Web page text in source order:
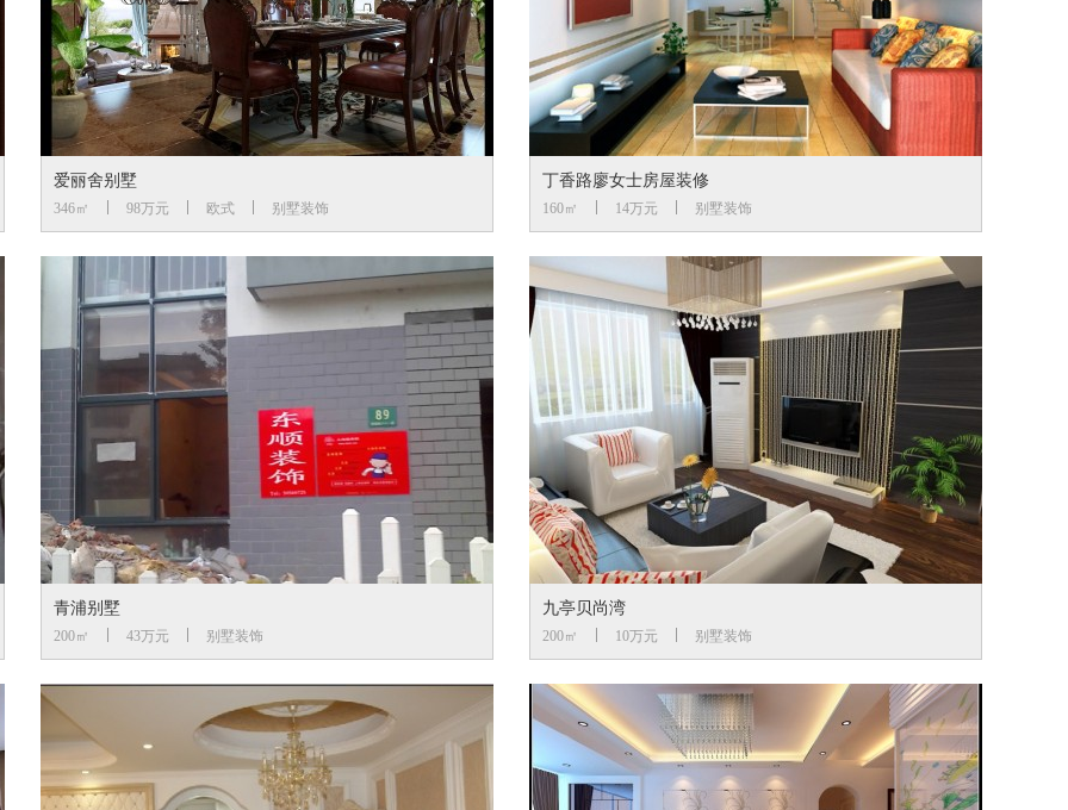
爱丽舍别墅
346㎡ 98万元 欧式 别墅装饰
丁香路廖女士房屋装修
160㎡ 14万元 别墅装饰
青浦别墅
200㎡ 43万元 别墅装饰
九亭贝尚湾
200㎡ 10万元 别墅装饰